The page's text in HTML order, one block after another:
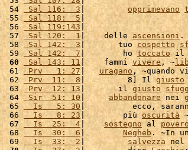
54
Sal 116:  3| opprimevano
55
Sal 118:  5 |
56 Sal 119:143|
57 Sal 120:  1|    delle ascensioni.
58 Sal 142:  3|       tuo cospetto
59
Sal 142:  7|        ho toccato il
60
Sal 143: 11 |    fammi vivere , ~
61 Prv   1: 27| uragano , ~quando
62 Prv  11:  8|         8] Il giusto
63
Prv  12: 13|       il giusto
64 Sir  51: 10 | abbandonare nei
65
  Is   5: 30
|          ecco,
66
  Is   8: 23
|        più oscurità
67
  Is  25:  4
| sostegno al povero
68
  Is  30:  6
| Negheb . ~In
69
  Is  33:  2
| salvezza nel